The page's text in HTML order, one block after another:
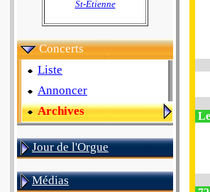
St-Etienne
Concerts
Liste
Annoncer
Archives
Jour de l'Orgue
Médias